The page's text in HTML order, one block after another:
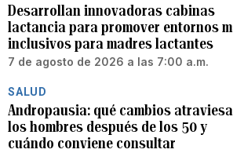
Desarrollan innovadoras cabinas
lactancia para promover entornos
inclusivos para madres lactantes
7 de agosto de 2026 a las 7:00 a.m.
SALUD
Andropausia: qué cambios
los hombres después de los 50 y
cuándo conviene consultar